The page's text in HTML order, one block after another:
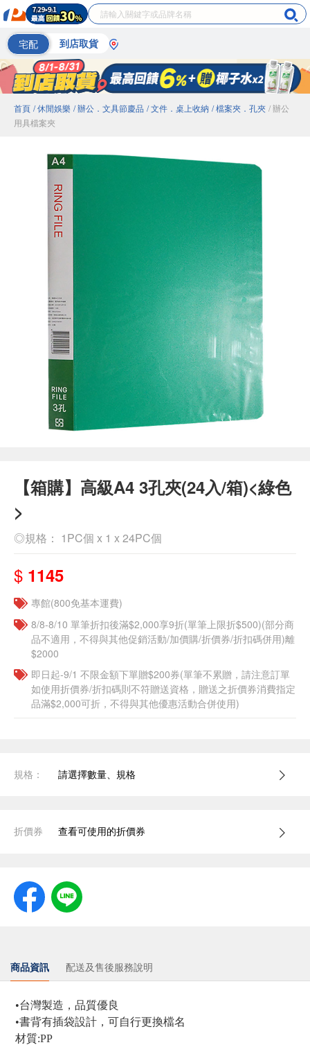
宅配 到店取貨
首頁 / 休閒娛樂 / 辦公．文具節慶品 / 文件．桌上收納 / 檔案夾．孔夾 / 辦公
用具檔案夾
【箱購】高級A4 3孔夾(24入/箱)<綠色
>
◎規格： 1PC個 x 1 x 24PC個
$ 1145
專館(800免基本運費)
8/8-8/10 單筆折扣後滿$2,000享9折(單筆上限折$500)(部分商
品不適用，不得與其他促銷活動/加價購/折價券/折扣碼併用)離
$2000
即日起-9/1 不限金額下單贈$200券(單筆不累贈，請注意訂單
如使用折價券/折扣碼則不符贈送資格，贈送之折價券消費指定
品滿$2,000可折，不得與其他優惠活動合併使用)
規格： 請選擇數量、規格
折價券 查看可使用的折價券
商品資訊 配送及售後服務說明
•台灣製造，品質優良
•書背有插袋設計，可自行更換檔名
材質:PP